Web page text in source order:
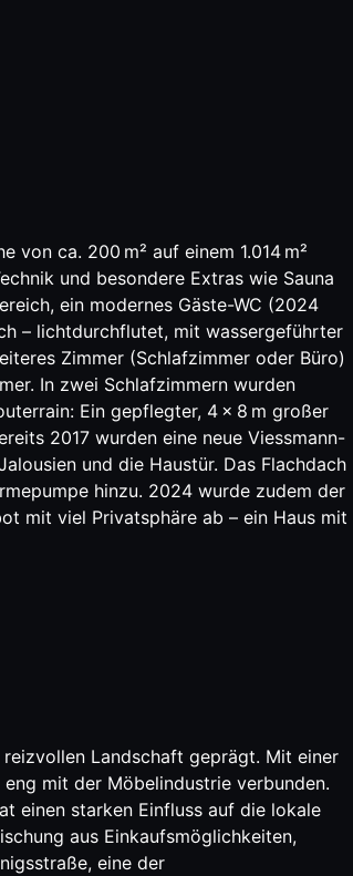
ca. 200 m² auf einem 1.014 m²
und besondere Extras wie Sauna
ein modernes Gäste-WC (2024
– lichtdurchflutet, mit wassergeführter
Zimmer (Schlafzimmer oder Büro)
In zwei Schlafzimmern wurden
Ein gepflegter, 4 x 8 m großer
2017 wurden eine neue Viessmann-
und die Haustür. Das Flachdach
hinzu. 2024 wurde zudem der
mit viel Privatsphäre ab – ein Haus mit
Landschaft geprägt. Mit einer
mit der Möbelindustrie verbunden.
einen starken Einfluss auf die lokale
aus Einkaufsmöglichkeiten,
eine der